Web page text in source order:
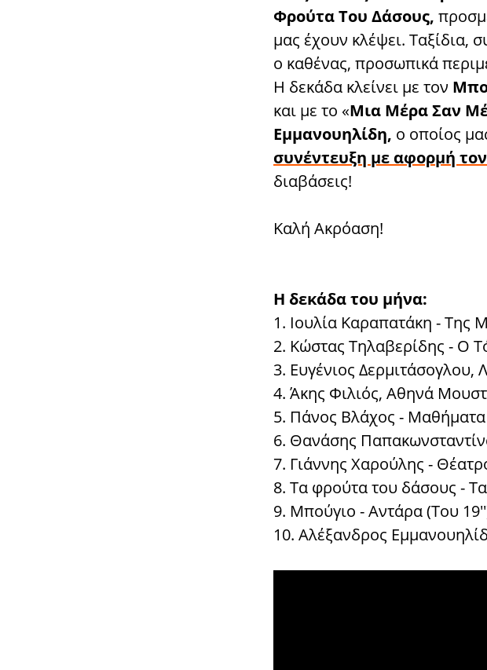
Φρούτα Του Δάσους,
μας έχουν κλέψει. Ταξίδια,
ο καθένας, προσωπικά
Η δεκάδα κλείνει με τον
και με το «Μια Μέρα Σαν
Εμμανουηλίδη, ο οποίος
συνέντευξη με αφορμή
διαβάσεις!
Καλή Ακρόαση!
Η δεκάδα του μήνα:
1. Ιουλία Καραπατάκη - Της
2. Κώστας Τηλαβερίδης - Ο
3. Ευγένιος
4. Άκης Φιλιός, Αθηνά
5. Πάνος Βλάχος -
6. Θανάσης
7. Γιάννης Χαρούλης -
8. Τα φρούτα του δάσους -
9. Μπούγιο - Αντάρα (Του
10. Αλέξανδρος